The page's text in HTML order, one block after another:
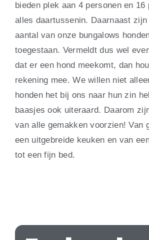
bieden plek aan 4 personen en 16
alles daartussenin. Daarnaast
aantal van onze bungalows
toegestaan. Vermeldt dus wel
dat er een hond meekomt, dan
rekening mee. We willen niet
honden het bij ons naar hun zin
baasjes ook uiteraard. Daarom
van alle gemakken voorzien! Van
een uitgebreide keuken en van
tot een fijn bed.